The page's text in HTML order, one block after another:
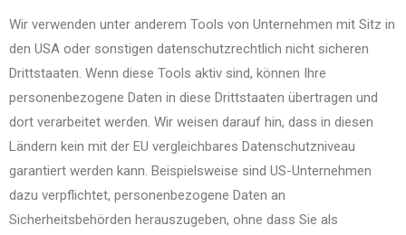
Wir verwenden unter anderem Tools von Unternehmen mit Sitz in
den USA oder sonstigen datenschutzrechtlich nicht sicheren
Drittstaaten. Wenn diese Tools aktiv sind, können Ihre
personenbezogene Daten in diese Drittstaaten übertragen und
dort verarbeitet werden. Wir weisen darauf hin, dass in diesen
Ländern kein mit der EU vergleichbares Datenschutzniveau
garantiert werden kann. Beispielsweise sind US-Unternehmen
dazu verpflichtet, personenbezogene Daten an
Sicherheitsbehörden herauszugeben, ohne dass Sie als